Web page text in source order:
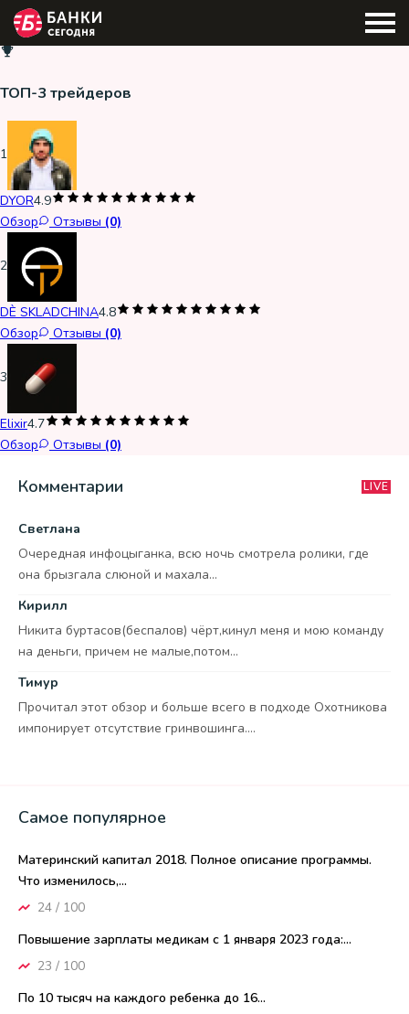
ТОП-3 трейдеров
1
DYOR4.9
Обзор
Отзывы (0)
2
DÈ SKLADCHINA4.8
Обзор
Отзывы (0)
3
Elixir4.7
Обзор
Отзывы (0)
Комментарии LIVE
Светлана
Очередная инфоцыганка, всю ночь смотрела ролики, где
она брызгала слюной и махала...
Кирилл
Никита буртасов(беспалов) чёрт,кинул меня и мою команду
на деньги, причем не малые,потом...
Тимур
Прочитал этот обзор и больше всего в подходе Охотникова
импонирует отсутствие гринвошинга....
Самое популярное
Материнский капитал 2018. Полное описание программы.
Что изменилось,...
24 / 100
Повышение зарплаты медикам с 1 января 2023 года:...
23 / 100
По 10 тысяч на каждого ребенка до 16...